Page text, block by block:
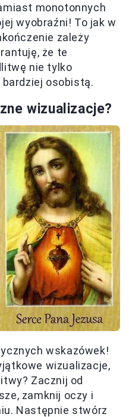
monotonnych
wyobraźni! To jak w
zależy
że te
nie tylko
osobistą.
wizualizacje?
wskazówek!
wizualizacje,
Zacznij od
zamknij oczy i
Następnie stwórz